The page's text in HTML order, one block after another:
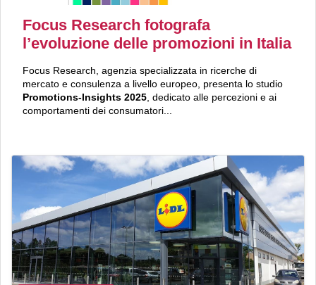
Focus Research fotografa
l’evoluzione delle promozioni in Italia
Focus Research, agenzia specializzata in ricerche di
mercato e consulenza a livello europeo, presenta lo studio
Promotions-Insights 2025 , dedicato alle percezioni e ai
comportamenti dei consumatori...